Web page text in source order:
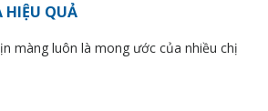
HIỆU QUẢ
màng luôn là mong ước của nhiều chị